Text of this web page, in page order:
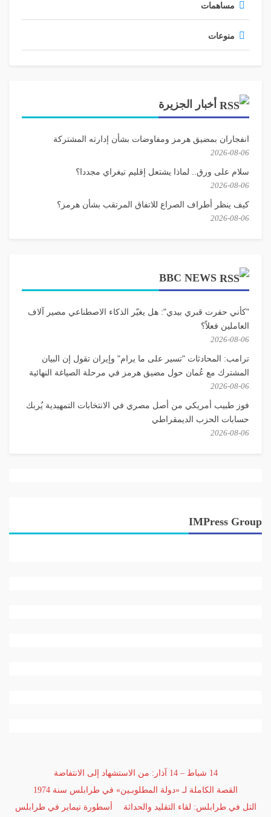
مساهمات
منوعات
أخبار الجزيرة
انفجاران بمضيق هرمز ومفاوضات بشأن إدارته المشتركة
2026-08-06
سلام على ورق.. لماذا يشتعل إقليم تيغراي مجددا؟
2026-08-06
كيف ينظر أطراف الصراع للاتفاق المرتقب بشأن هرمز؟
2026-08-06
BBC NEWS
"كأني حفرت قبري بيدي": هل يغيّر الذكاء الاصطناعي مصير آلاف
العاملين فعلاً؟
2026-08-06
ترامب: المحادثات "تسير على ما يرام" وإيران تقول إن البيان
المشترك مع عُمان حول مضيق هرمز في مرحلة الصياغة النهائية
2026-08-06
فوز طبيب أمريكي من أصل مصري في الانتخابات التمهيدية يُربك
حسابات الحزب الديمقراطي
2026-08-06
IMPress Group
14 شباط – 14 آذار: من الاستشهاد إلى الانتفاضة
القصة الكاملة لـ «دولة المطلوبـين» في طرابلس سنة 1974
التل في طرابلس: لقاء التقليد والحداثة
أسطورة نيماير في طرابلس